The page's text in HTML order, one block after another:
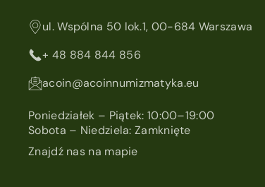
ul. Wspólna 50 lok.1, 00-684 Warszawa
+ 48 884 844 856
acoin@acoinnumizmatyka.eu
Poniedziałek – Piątek: 10:00–19:00
Sobota – Niedziela: Zamknięte
Znajdź nas na mapie